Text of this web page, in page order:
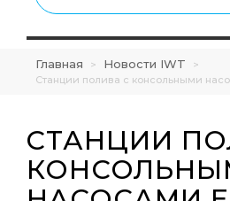
Главная > Новости IWT
>
Cтанции полива с консольными
CТАНЦИИ